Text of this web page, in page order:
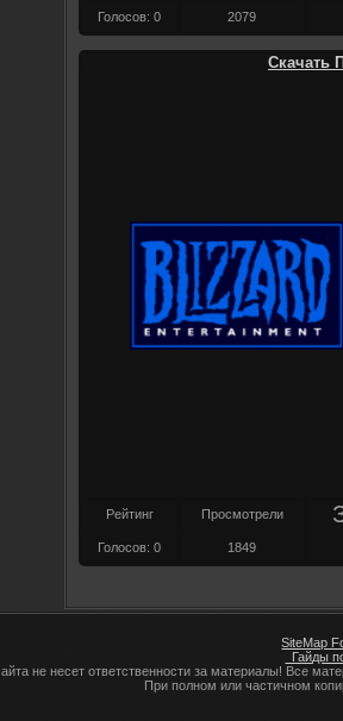
Голосов: 0 2079
Скачать
Рейтинг Просмотрели
Голосов: 0 1849
SiteMap
Гайды
не несет ответственности за материалы! Все
При полном или частичном